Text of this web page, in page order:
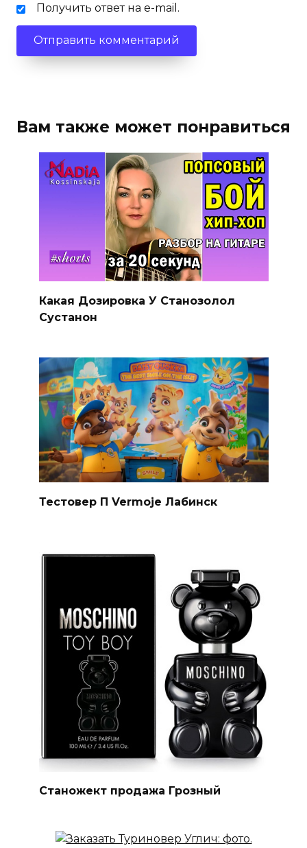
Получить ответ на e-mail.
Вам также может понравиться
Какая Дозировка У Станозолол
Сустанон
Тестовер П Vermoje Лабинск
Станожект продажа Грозный